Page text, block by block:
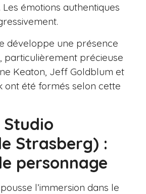
émotions authentiques
développe une présence
particulièrement précieuse
Keaton, Jeff Goldblum et
ont été formés selon cette
Studio
Strasberg) :
personnage
l’immersion dans le